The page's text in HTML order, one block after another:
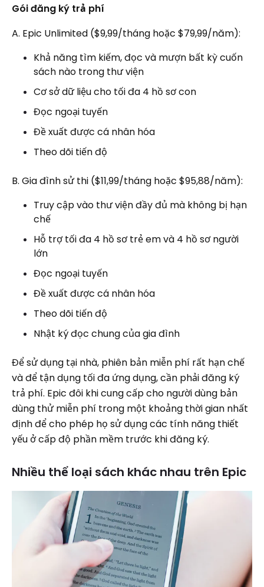
Gói đăng ký trả phí
A. Epic Unlimited ($9,99/tháng hoặc $79,99/năm):
Khả năng tìm kiếm, đọc và mượn bất kỳ cuốn
sách nào trong thư viện
Cơ sở dữ liệu cho tối đa 4 hồ sơ con
Đọc ngoại tuyến
Đề xuất được cá nhân hóa
Theo dõi tiến độ
B. Gia đình sử thi ($11,99/tháng hoặc $95,88/năm):
Truy cập vào thư viện đầy đủ mà không bị hạn
chế
Hỗ trợ tối đa 4 hồ sơ trẻ em và 4 hồ sơ người
lớn
Đọc ngoại tuyến
Đề xuất được cá nhân hóa
Theo dõi tiến độ
Nhật ký đọc chung của gia đình
Để sử dụng tại nhà, phiên bản miễn phí rất hạn chế
và để tận dụng tối đa ứng dụng, cần phải đăng ký
trả phí. Epic đôi khi cung cấp cho người dùng bản
dùng thử miễn phí trong một khoảng thời gian nhất
định để cho phép họ sử dụng các tính năng thiết
yếu ở cấp độ phần mềm trước khi đăng ký.
Nhiều thể loại sách khác nhau trên Epic